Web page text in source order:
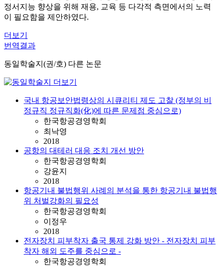
정서지능 향상을 위해 재용, 교육 등 다각적 측면에서의 노력
이 필요함을 제안하였다.
더보기
번역결과
동일학술지(권/호) 다른 논문
국내 항공보안법령상의 시큐리티 제도 고찰 (정부의 비
정규직 정규직화(化)에 따른 문제점 중심으로)
한국항공경영학회
최낙영
2018
공항의 대테러 대응 조치 개선 방안
한국항공경영학회
강윤지
2018
항공기내 불법행위 사례의 분석을 통한 항공기내 불법행
위 처벌강화의 필요성
한국항공경영학회
이정우
2018
전자장치 피부착자 출국 통제 강화 방안 - 전자장치 피부
착자 해외 도주를 중심으로 -
한국항공경영학회